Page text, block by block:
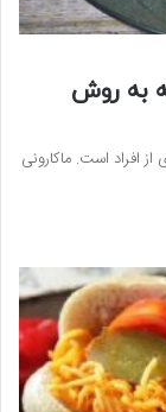
به روش
افراد است. ماکارونی